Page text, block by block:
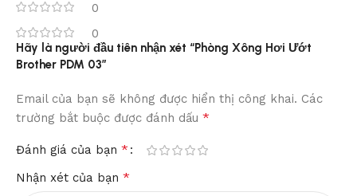
0
0
Hãy là người đầu tiên nhận xét “Phòng Xông Hơi Ướt
Brother PDM 03”
Email của bạn sẽ không được hiển thị công khai. Các
trường bắt buộc được đánh dấu *
Đánh giá của bạn *
Nhận xét của bạn *